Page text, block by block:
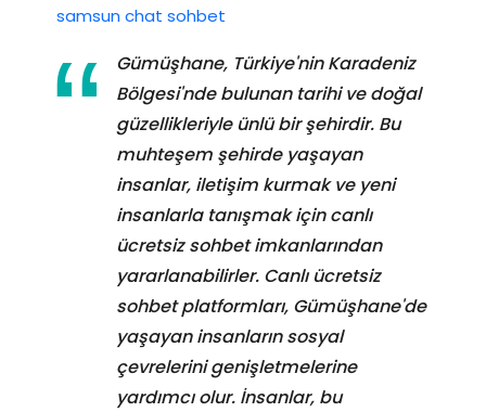
samsun chat sohbet
Gümüşhane, Türkiye'nin Karadeniz
Bölgesi'nde bulunan tarihi ve doğal
güzellikleriyle ünlü bir şehirdir. Bu
muhteşem şehirde yaşayan
insanlar, iletişim kurmak ve yeni
insanlarla tanışmak için canlı
ücretsiz sohbet imkanlarından
yararlanabilirler. Canlı ücretsiz
sohbet platformları, Gümüşhane'de
yaşayan insanların sosyal
çevrelerini genişletmelerine
yardımcı olur. İnsanlar, bu